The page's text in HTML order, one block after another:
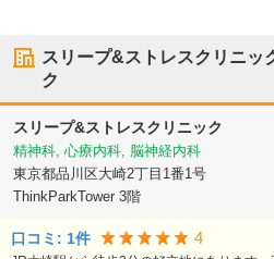
スリープ&ストレスクリニッ
ク
スリープ&ストレスクリニック
精神科, 心療内科, 脳神経内科
東京都品川区大崎2丁目1番1号
ThinkParkTower 3階
口コミ: 1件 4